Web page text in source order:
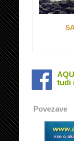
tudi
Povezave